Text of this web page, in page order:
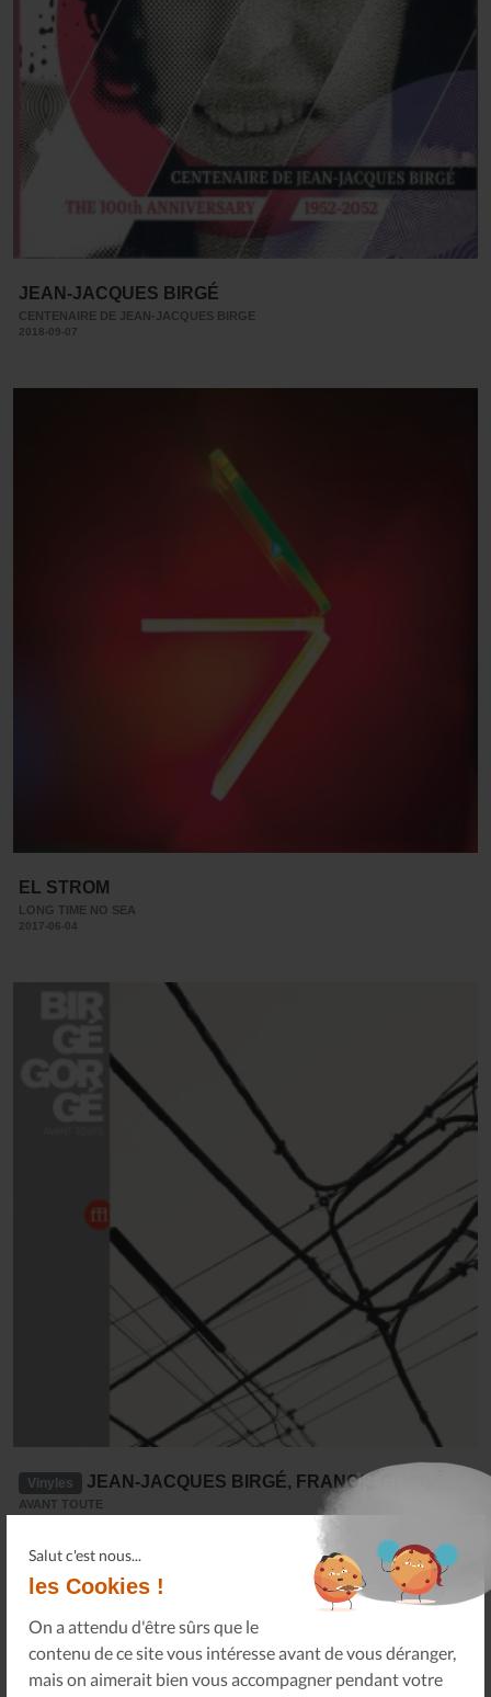
Salut c'est nous...
les Cookies !
On a attendu d'être sûrs que le
contenu de ce site vous intéresse avant de vous déranger,
mais on aimerait bien vous accompagner pendant votre
JEAN-JACQUES BIRGÉ
CENTENAIRE DE JEAN-JACQUES BIRGE
2018-09-07
EL STROM
LONG TIME NO SEA
2017-06-04
Vinyles JEAN-JACQUES BIRGÉ, FRANCIS GORGÉ
AVANT TOUTE